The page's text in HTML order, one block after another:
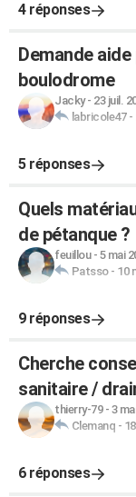
4 réponses
Demande
boulodrome
Jacky- 23 juil.
labricole47-
5 réponses
Quels
de pétanque ?
feuillou- 5 mai
Patsso- 10
9 réponses
Cherche
sanitaire /
thierry-79- 3
Clemanq -
6 réponses